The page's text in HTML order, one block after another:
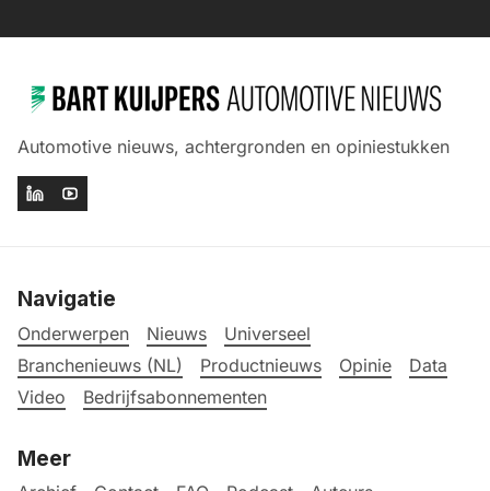
Automotive nieuws, achtergronden en opiniestukken
Navigatie
Onderwerpen Nieuws
Universeel
Branchenieuws (NL)
Productnieuws Opinie
Data
Video
Bedrijfsabonnementen
Meer